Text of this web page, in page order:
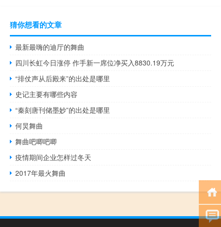
猜你想看的文章
最新最嗨的迪厅的舞曲
四川长虹今日涨停 作手新一席位净买入8830.19万元
“排仗声从后殿来”的出处是哪里
史记主要有哪些内容
“秦刻唐刊储墨妙”的出处是哪里
何炅舞曲
舞曲吧唧吧唧
疫情期间企业怎样过冬天
2017年最火舞曲